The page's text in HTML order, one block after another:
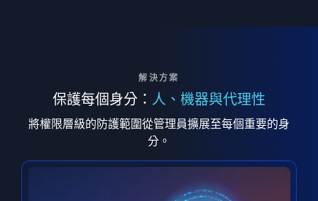
解決方案
保護每個身分： 人、機器與代理性
將權限層級的防護範圍從管理員擴展至每個重要的身
分。